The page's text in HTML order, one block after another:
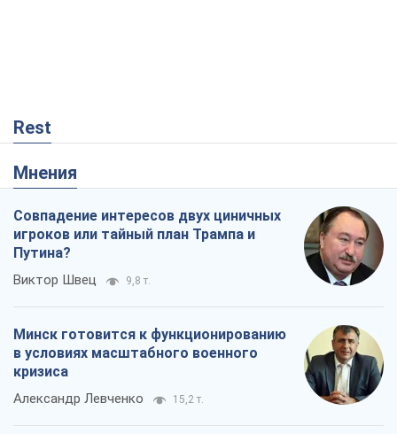
Rest
Мнения
Совпадение интересов двух циничных
игроков или тайный план Трампа и
Путина?
Виктор Швец 9,8 т.
Минск готовится к функционированию
в условиях масштабного военного
кризиса
Александр Левченко 15,2 т.